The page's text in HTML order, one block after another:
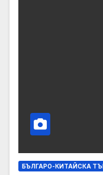
БЪЛГАРО-КИТАЙСКА